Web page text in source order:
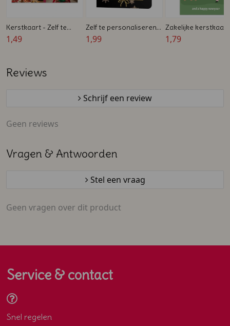
Kerstkaart - Zelf te
ontwerpen -
1,49
Zelf te personaliseren
kerstkaart met foto
1,99
Zakelijke kerstkaart
met kerstman en
1,79
Reviews
Schrijf een review
Geen reviews
Vragen & Antwoorden
Stel een vraag
Geen vragen over dit product
Service & contact
Snel regelen